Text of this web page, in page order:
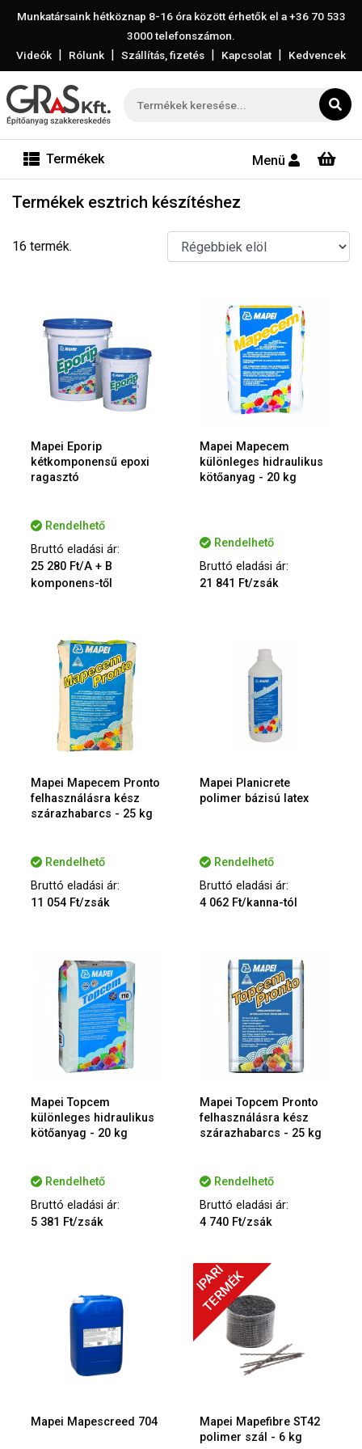
Munkatársaink hétköznap 8-16 óra között érhetők el a+36 70 533
3000telefonszámon.
Videók | Rólunk | Szállítás, fizetés | Kapcsolat | Kedvencek
Termékek Menü
Termékek esztrich készítéshez
16 termék.
Mapei Eporip
kétkomponensű epoxi
ragasztó
Rendelhető
Bruttó eladási ár:
25 280 Ft/A + B
komponens-től
Mapei Mapecem
különleges hidraulikus
kötőanyag - 20 kg
Rendelhető
Bruttó eladási ár:
21 841 Ft/zsák
Mapei Mapecem Pronto
felhasználásra kész
szárazhabarcs - 25 kg
Rendelhető
Bruttó eladási ár:
11 054 Ft/zsák
Mapei Planicrete
polimer bázisú latex
Rendelhető
Bruttó eladási ár:
4 062 Ft/kanna-tól
Mapei Topcem
különleges hidraulikus
kötőanyag - 20 kg
Rendelhető
Bruttó eladási ár:
5 381 Ft/zsák
Mapei Topcem Pronto
felhasználásra kész
szárazhabarcs - 25 kg
Rendelhető
Bruttó eladási ár:
4 740 Ft/zsák
Mapei Mapescreed 704
IPARI
TERMÉK
Mapei Mapefibre ST42
polimer szál - 6 kg